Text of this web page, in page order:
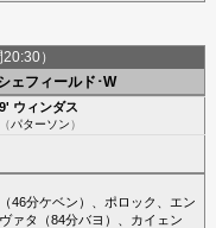
）
ェフィールド･W
ウィンダス
（パターソン）
（46分ケベン ）、 ポロック
エン
ヴァタ （84分バヨ ）、 カイェン